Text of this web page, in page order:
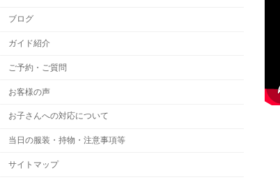
ブログ
ガイド紹介
ご予約・ご質問
お客様の声
お子さんへの対応について
当日の服装・持物・注意事項等
サイトマップ